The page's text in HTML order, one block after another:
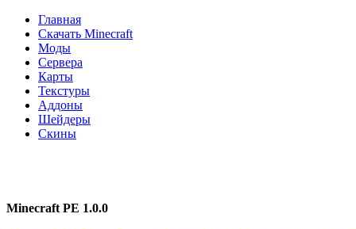
Главная
Скачать Minecraft
Моды
Сервера
Карты
Текстуры
Аддоны
Шейдеры
Скины
Minecraft PE 1.0.0